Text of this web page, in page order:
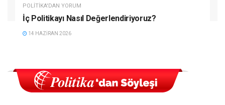
POLITIKA'DAN YORUM
İç Politikayı Nasıl Değerlendiriyoruz?
14 HAZIRAN 2026